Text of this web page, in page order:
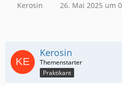
Kerosin 26. Mai 2025 um
Kerosin
Praktikant